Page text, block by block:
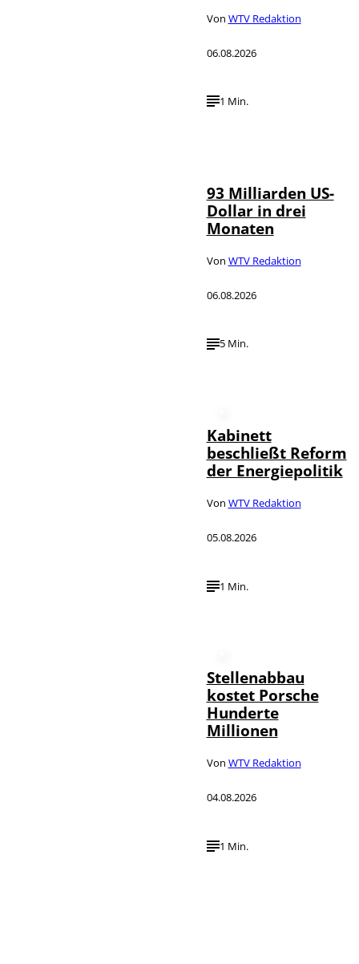
Von WTV Redaktion
06.08.2026
1 Min.
93 Milliarden US-
Dollar in drei
Monaten
Von WTV Redaktion
06.08.2026
5 Min.
Kabinett
beschließt Reform
der Energiepolitik
Von WTV Redaktion
05.08.2026
1 Min.
Stellenabbau
kostet Porsche
Hunderte
Millionen
Von WTV Redaktion
04.08.2026
1 Min.